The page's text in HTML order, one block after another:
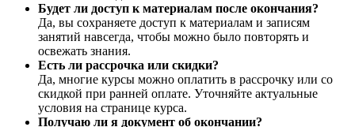
Будет ли доступ к материалам после окончания?
Да, вы сохраняете доступ к материалам и записям
занятий навсегда, чтобы можно было повторять и
освежать знания.
Есть ли рассрочка или скидки?
Да, многие курсы можно оплатить в рассрочку или со
скидкой при ранней оплате. Уточняйте актуальные
условия на странице курса.
Получаю ли я документ об окончании?